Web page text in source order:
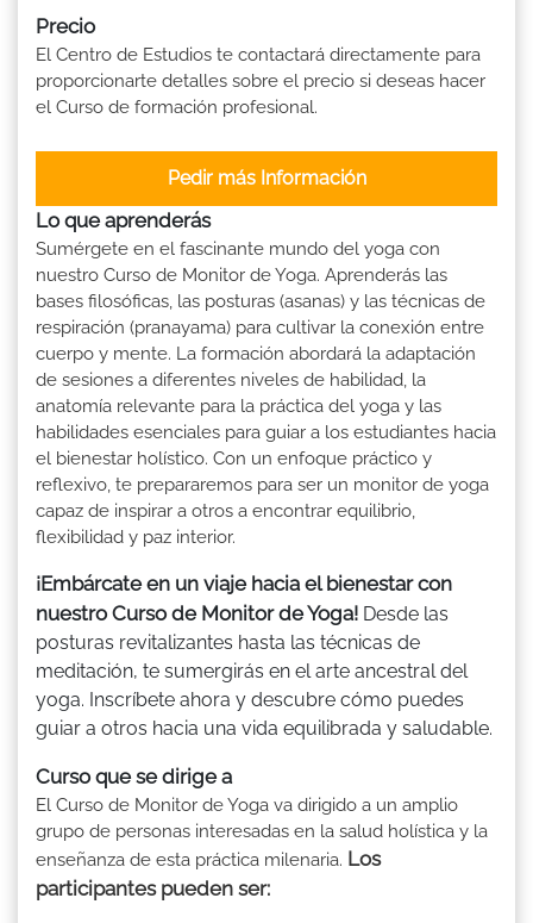
Precio
El Centro de Estudios te contactará directamente para
proporcionarte detalles sobre el precio si deseas hacer
el Curso de formación profesional.
Pedir más Información
Lo que aprenderás
Sumérgete en el fascinante mundo del yoga con
nuestro Curso de Monitor de Yoga. Aprenderás las
bases filosóficas, las posturas (asanas) y las técnicas de
respiración (pranayama) para cultivar la conexión entre
cuerpo y mente. La formación abordará la adaptación
de sesiones a diferentes niveles de habilidad, la
anatomía relevante para la práctica del yoga y las
habilidades esenciales para guiar a los estudiantes hacia
el bienestar holístico. Con un enfoque práctico y
reflexivo, te prepararemos para ser un monitor de yoga
capaz de inspirar a otros a encontrar equilibrio,
flexibilidad y paz interior.
¡Embárcate en un viaje hacia el bienestar con
nuestro Curso de Monitor de Yoga! Desde las
posturas revitalizantes hasta las técnicas de
meditación, te sumergirás en el arte ancestral del
yoga. Inscríbete ahora y descubre cómo puedes
guiar a otros hacia una vida equilibrada y saludable.
Curso que se dirige a
El Curso de Monitor de Yoga va dirigido a un amplio
grupo de personas interesadas en la salud holística y la
enseñanza de esta práctica milenaria. Los
participantes pueden ser: